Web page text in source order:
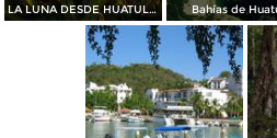
LA LUNA DESDE HUATULCO Bahías de